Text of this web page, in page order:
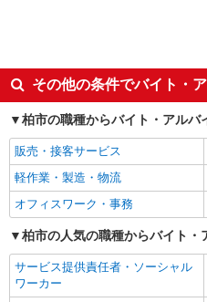
入社日応相談
新卒・第二新卒歓迎
主婦・主夫歓迎
学歴不問
昇給あり
平日のみ勤務OK
ネイルOK
駅直結・駅チカ
交通費支給
その他の条件でバイト・
柏市の職種からバイト・アルバ
販売・接客サービス
軽作業・製造・物流
オフィスワーク・事務
柏市の人気の職種からバイト・
サービス提供責任者・ソーシャル
ワーカー